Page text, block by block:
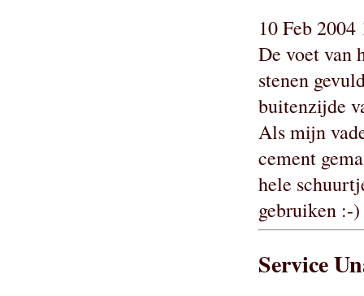
10 Feb 2004
De voet van
stenen
buitenzijde
Als mijn
cement
hele
gebruiken :-)
Service